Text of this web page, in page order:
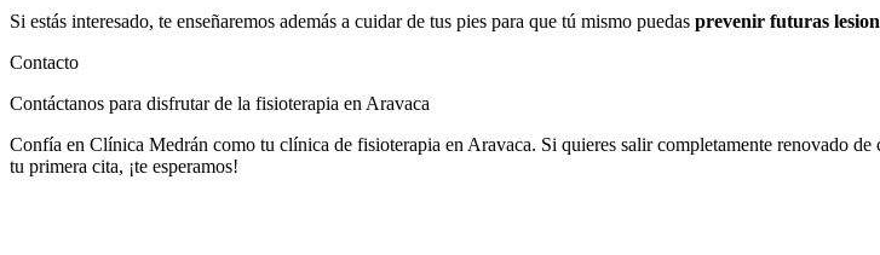
Si estás interesado, te enseñaremos además a cuidar de tus pies para que tú mismo puedas prevenir futuras
Contacto
Contáctanos para disfrutar de la fisioterapia en Aravaca
Confía en Clínica Medrán como tu clínica de fisioterapia en Aravaca. Si quieres salir completamente renovado
tu primera cita, ¡te esperamos!